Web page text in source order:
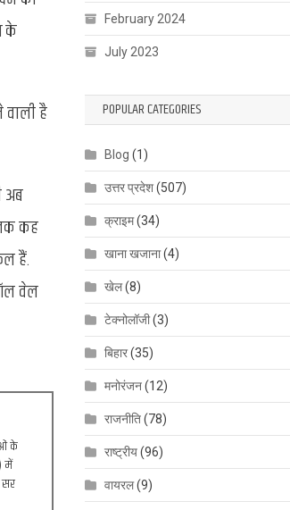
के
है
अब
कह
हैं.
वेल
के
में
सर
February 2024
July 2023
POPULAR CATEGORIES
Blog (1)
उत्तर प्रदेश(507)
क्राइम(34)
खाना खजाना(4)
खेल(8)
टेक्नोलॉजी(3)
बिहार(35)
मनोरंजन(12)
राजनीति(78)
राष्ट्रीय(96)
वायरल(9)